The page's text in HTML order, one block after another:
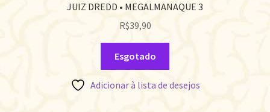
JUIZ DREDD • MEGALMANAQUE 3
R$39,90
Esgotado
Adicionar à lista de desejos